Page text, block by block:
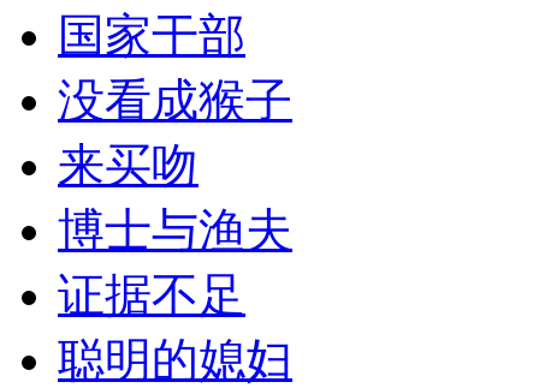
国家干部
没看成猴子
来买吻
博士与渔夫
证据不足
聪明的媳妇